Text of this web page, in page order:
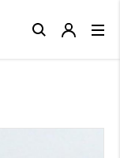
Close